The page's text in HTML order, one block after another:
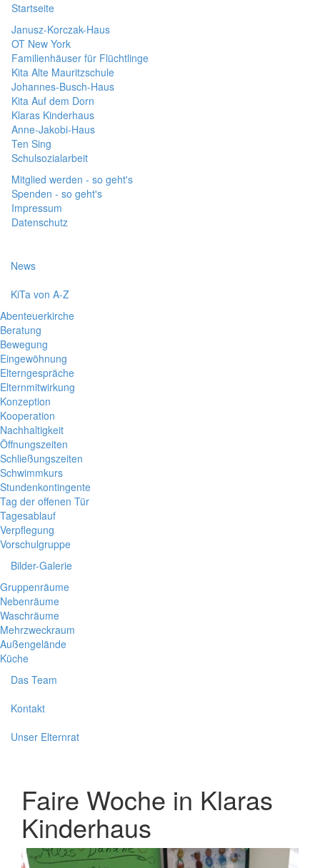
Startseite
Janusz-Korczak-Haus
OT New York
Familienhäuser für Flüchtlinge
Kita Alte Mauritzschule
Johannes-Busch-Haus
Kita Auf dem Dorn
Klaras Kinderhaus
Anne-Jakobi-Haus
Ten Sing
Schulsozialarbeit
Mitglied werden - so geht's
Spenden - so geht's
Impressum
Datenschutz
News
KiTa von A-Z
Abenteuerkirche
Beratung
Bewegung
Eingewöhnung
Elterngespräche
Elternmitwirkung
Konzeption
Kooperation
Nachhaltigkeit
Öffnungszeiten
Schließungszeiten
Schwimmkurs
Stundenkontingente
Tag der offenen Tür
Tagesablauf
Verpflegung
Vorschulgruppe
Bilder-Galerie
Gruppenräume
Nebenräume
Waschräume
Mehrzweckraum
Außengelände
Küche
Das Team
Kontakt
Unser Elternrat
Faire Woche in Klaras
Kinderhaus